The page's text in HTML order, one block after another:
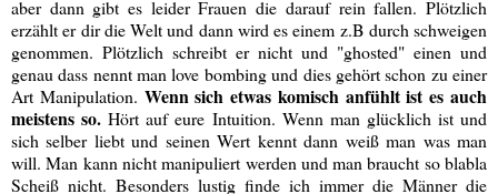
aber dann gibt es leider Frauen die darauf rein fallen. Plötzlich
erzählt er dir die Welt und dann wird es einem z.B durch schweigen
genommen. Plötzlich schreibt er nicht und "ghosted" einen und
genau dass nennt man love bombing und dies gehört schon zu einer
Art Manipulation. Wenn sich etwas komisch anfühlt ist es auch
meistens so. Hört auf eure Intuition. Wenn man glücklich ist und
sich selber liebt und seinen Wert kennt dann weiß man was man
will. Man kann nicht manipuliert werden und man braucht so blabla
Scheiß nicht. Besonders lustig finde ich immer die Männer die